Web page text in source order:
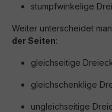
stumpfwinkelige
Weiter unterscheidet man
der Seiten:
gleichseitige
gleichschenklige
ungleichseitige